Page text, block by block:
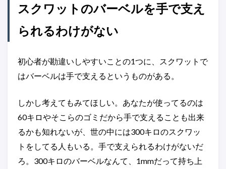
スクワットのバーベルを手で支え
られるわけがない
初心者が勘違いしやすいことの1つに、スクワットで
はバーベルは手で支えるというものがある。
しかし考えてもみてほしい。あなたが使ってるのは
60キロやそこらのゴミだから手で支えることも出来
るかも知れないが、世の中には300キロのスクワッ
トをしてる人もいる。手で支えられるわけがないだ
ろ。300キロのバーベルなんて、1mmだって持ち上